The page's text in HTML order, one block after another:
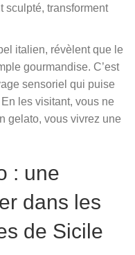
sculpté, transforment
italien, révèlent que le
gourmandise. C’est
sensoriel qui puise
les visitant, vous ne
gelato, vous vivrez une
: une
dans les
de Sicile